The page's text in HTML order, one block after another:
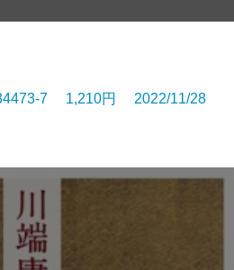
7 1,210円 2022/11/28